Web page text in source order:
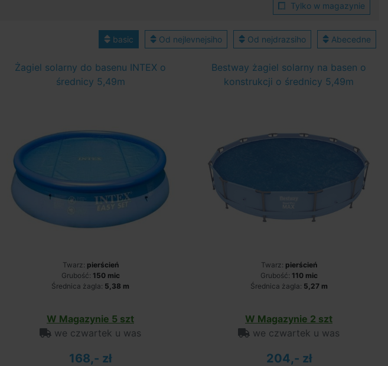
Tylko w magazynie
basic Od nejlevnejsiho Od nejdrazsiho Abecedne
Żagiel solarny do basenu INTEX o
średnicy 5,49m
Twarz: pierścień
Grubość: 150 mic
Średnica żagla: 5,38 m
W Magazynie 5 szt
we czwartek u was
168,- zł
Bestway żagiel solarny na basen o
konstrukcji o średnicy 5,49m
Twarz: pierścień
Grubość: 110 mic
Średnica żagla: 5,27 m
W Magazynie 2 szt
we czwartek u was
204,- zł